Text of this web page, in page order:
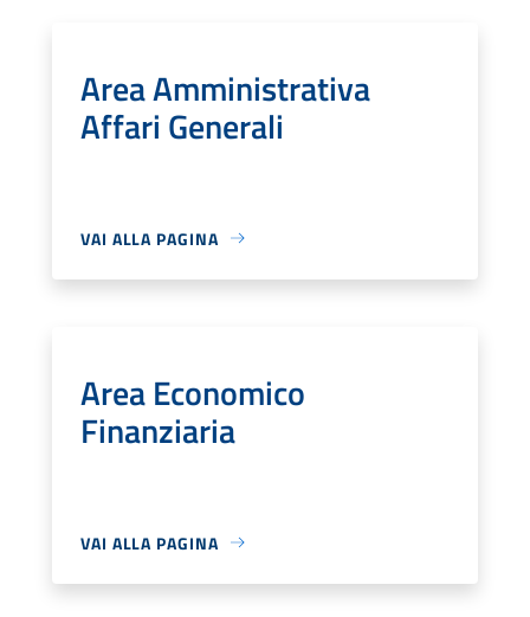
Area Amministrativa
Affari Generali
VAI ALLA PAGINA
Area Economico
Finanziaria
VAI ALLA PAGINA